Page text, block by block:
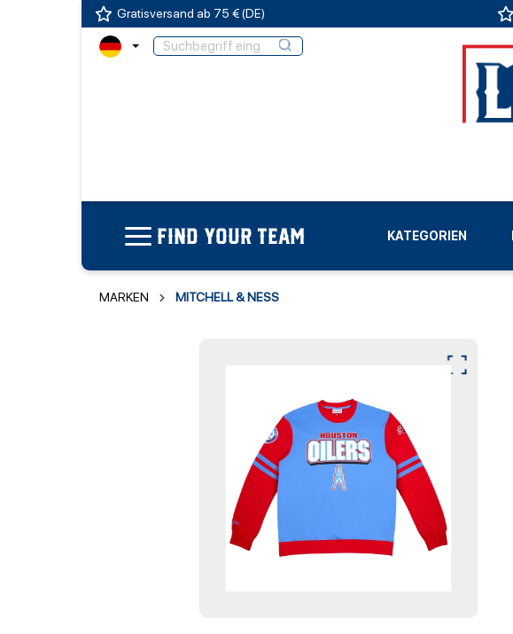
Gratisversand ab 75 € (DE)
FIND YOUR TEAM KATEGORIEN
MARKEN MITCHELL & NESS